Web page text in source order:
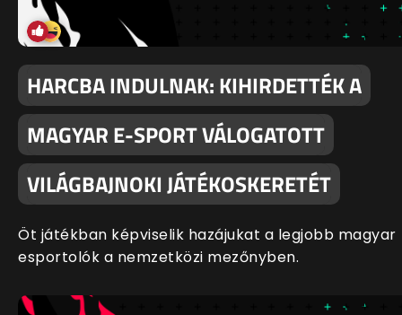
HARCBA INDULNAK: KIHIRDETTÉK A
MAGYAR E-SPORT VÁLOGATOTT
VILÁGBAJNOKI JÁTÉKOSKERETÉT
Öt játékban képviselik hazájukat a legjobb magyar
esportolók a nemzetközi mezőnyben.